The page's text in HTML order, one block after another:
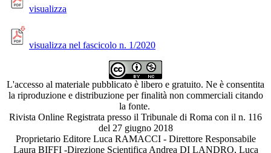
visualizza
visualizza nel fascicolo n. 1/2020
L'accesso al materiale pubblicato è libero e gratuito. Ne è consentita
la riproduzione e distribuzione per finalità non commerciali citando
la fonte.
Rivista Online Registrata presso il Tribunale di Roma con il n. 116
del 27 giugno 2018
Proprietario Editore Luca RAMACCI - Direttore Responsabile
Laura BIFFI -Direzione Scientifica Andrea DI LANDRO, Luca